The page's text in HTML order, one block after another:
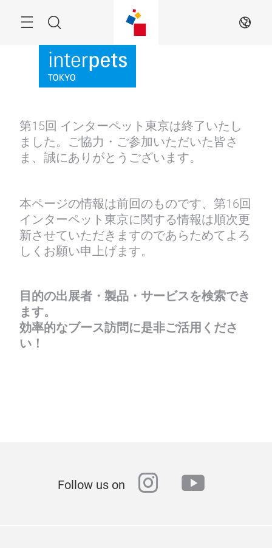
Search JA
第15回 インターペット東京は終了いたし
ました。ご協力・ご参加いただいた皆さ
ま、誠にありがとうございます。
本ページの情報は前回のものです、第16回
インターペット東京に関する情報は順次更
新させていただきますのであらためてよろ
しくお願い申上げます。
目的の出展者・製品・サービスを検索でき
ます。
効率的なブース訪問に是非ご活用くださ
い！
Follow us on instagram
youtube